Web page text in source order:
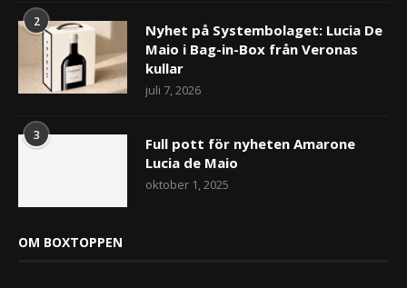
2
Nyhet på Systembolaget: Lucia De
Maio i Bag-in-Box från Veronas
kullar
juli 7, 2026
3
Full pott för nyheten Amarone
Lucia de Maio
oktober 1, 2025
OM BOXTOPPEN